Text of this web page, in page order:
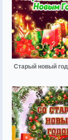
Старый новый